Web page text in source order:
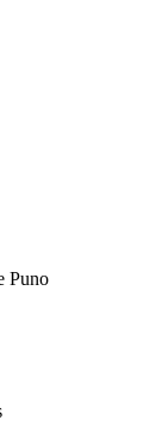
Puno